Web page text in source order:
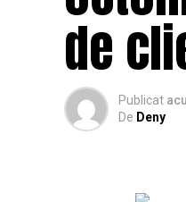
de
Publicat
De Deny